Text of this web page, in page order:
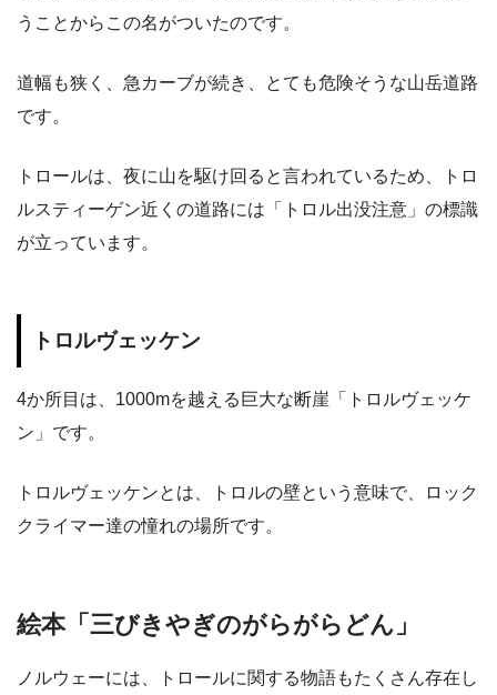
うことからこの名がついたのです。
道幅も狭く、急カーブが続き、とても危険そうな山岳道路
です。
トロールは、夜に山を駆け回ると言われているため、トロ
ルスティーゲン近くの道路には「トロル出没注意」の標識
が立っています。
トロルヴェッケン
4か所目は、1000mを越える巨大な断崖「トロルヴェッケ
ン」です。
トロルヴェッケンとは、トロルの壁という意味で、ロック
クライマー達の憧れの場所です。
絵本「三びきやぎのがらがらどん」
ノルウェーには、トロールに関する物語もたくさん存在し